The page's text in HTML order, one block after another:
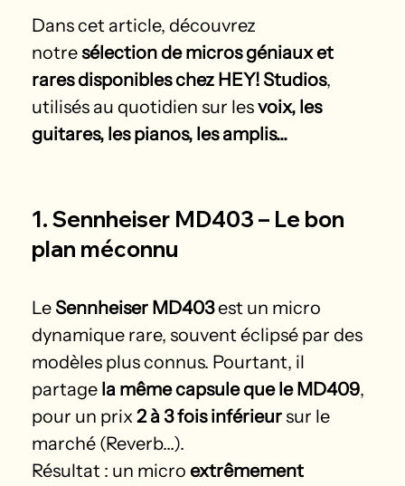
Dans cet article, découvrez
notre sélection de micros géniaux et
rares disponibles chez HEY! Studios,
utilisés au quotidien sur les voix, les
guitares, les pianos, les amplis...
1. Sennheiser MD403 – Le bon
plan méconnu
Le Sennheiser MD403 est un micro
dynamique rare, souvent éclipsé par des
modèles plus connus. Pourtant, il
partage la même capsule que le MD409,
pour un prix 2 à 3 fois inférieur sur le
marché (Reverb...).
Résultat : un micro extrêmement